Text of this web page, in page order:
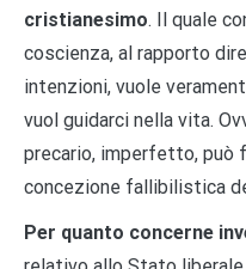
cristianesimo. Il quale
coscienza, al rapporto
intenzioni, vuole
vuol guidarci nella vita.
precario, imperfetto, può
concezione fallibilistica
Per quanto concerne